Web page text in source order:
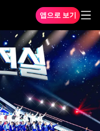
앱으로 보기